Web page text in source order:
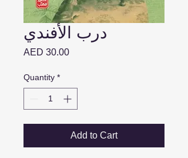
درب الأفندي
AED 30.00Price
Quantity *
Add to Cart